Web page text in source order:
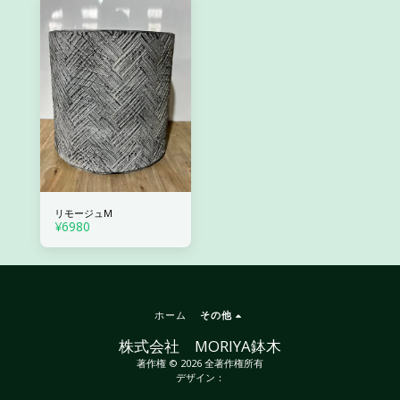
リモージュM
¥6980
株式会社 MORIYA鉢木
著作権 © 2026 全著作権所有
デザイン：
ホーム その他